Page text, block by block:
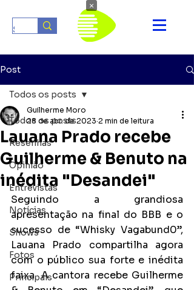
Post
Todos os posts
Resenhas
Opinião
Entrevistas
Notícias
Shows
Fotos
Principais
Todos os posts
Lauana Prado recebe
Guilherme & Benuto na
inédita "Desandei"
Guilherme Moro
28 de abr. de 2023 2 min de leitura
Seguindo a grandiosa
apresentação na final do BBB e o
sucesso de “Whisky Vagabund0”,
Lauana Prado compartilha agora
com o público sua forte e inédita
faixa. A cantora recebe Guilherme
×